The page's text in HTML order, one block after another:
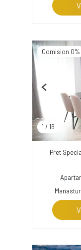
Comision 0%
1 / 16
Previous
Pret